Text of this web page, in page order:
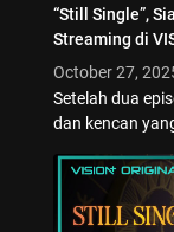
“Still Single”,
Streaming di
October 27,
Setelah dua
dan kencan